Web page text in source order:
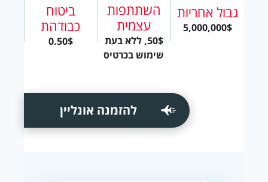
גבול אחריות
5,000,000$
השתתפות
עצמית
50$, ללא בעת
שימוש בכרטיס
ביטוח
כבודהת
0.50$
להזמנה אונליין